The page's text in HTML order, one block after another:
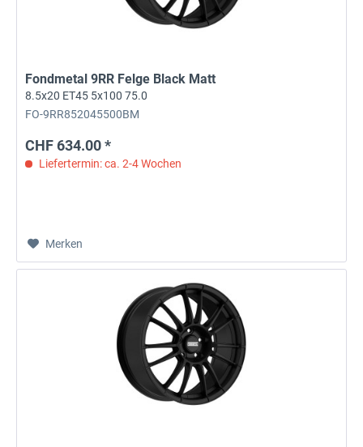
Fondmetal 9RR Felge Black Matt
8.5x20 ET45 5x100 75.0
FO-9RR852045500BM
CHF 634.00 *
Liefertermin: ca. 2-4 Wochen
Merken